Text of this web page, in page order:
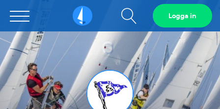
Sailarena Visa
sökfält
Logga in